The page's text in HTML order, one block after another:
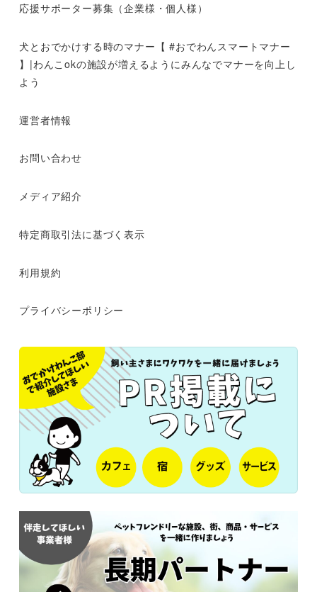
応援サポーター募集（企業様・個人様）
犬とおでかけする時のマナー【 #おでわんスマートマナー
】|わんこokの施設が増えるようにみんなでマナーを向上し
よう
運営者情報
お問い合わせ
メディア紹介
特定商取引法に基づく表示
利用規約
プライバシーポリシー